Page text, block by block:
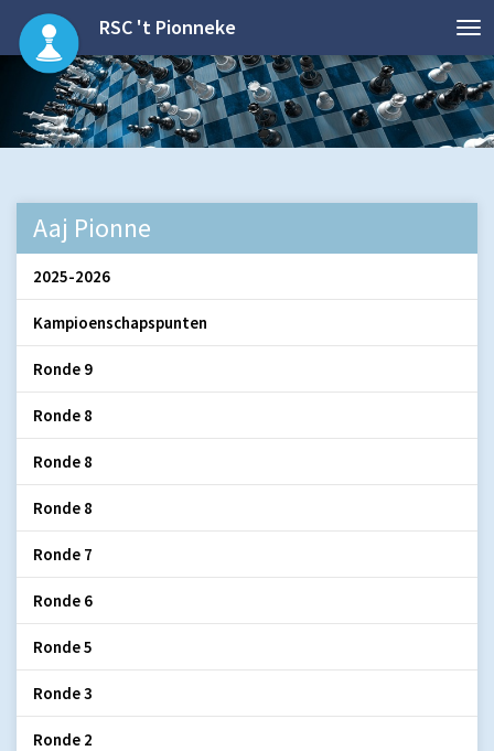
RSC 't Pionneke
Aaj Pionne
2025-2026
Kampioenschapspunten
Ronde 9
Ronde 8
Ronde 8
Ronde 8
Ronde 7
Ronde 6
Ronde 5
Ronde 3
Ronde 2